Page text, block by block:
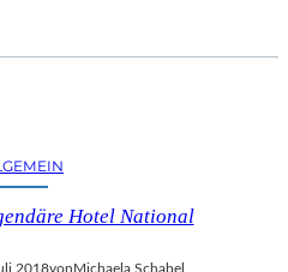
Hotel National
2018vonMichaela Schabel